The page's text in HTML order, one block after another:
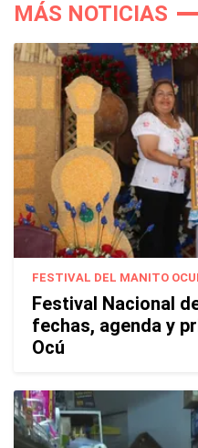
MÁS NOTICIAS
FESTIVAL DEL MANITO
Festival Nacional
fechas, agenda y
Ocú